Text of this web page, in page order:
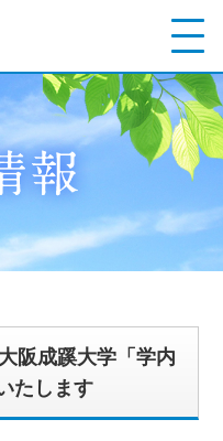
阪成蹊大学「学内
たします